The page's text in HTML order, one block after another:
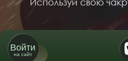
Войти
на сайт